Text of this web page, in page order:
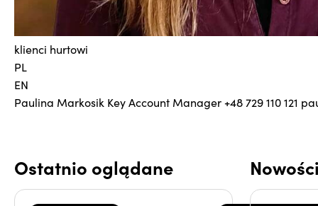
klienci hurtowi
PL
EN
Paulina Markosik Key Account Manager+48 729 110 121
Ostatnio oglądane Nowości